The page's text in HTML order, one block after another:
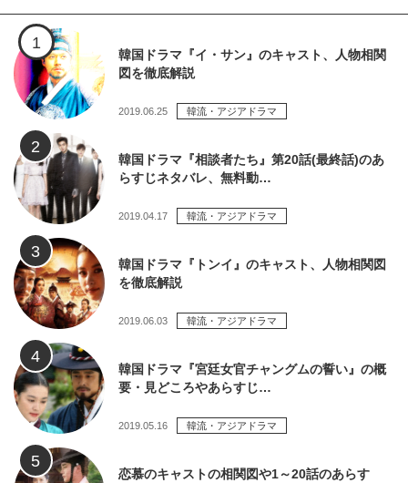
韓国ドラマ『イ・サン』のキャスト、人物相関
図を徹底解説
2019.06.25 韓流・アジアドラマ
韓国ドラマ『相談者たち』第20話(最終話)のあ
らすじネタバレ、無料動…
2019.04.17 韓流・アジアドラマ
韓国ドラマ『トンイ』のキャスト、人物相関図
を徹底解説
2019.06.03 韓流・アジアドラマ
韓国ドラマ『宮廷女官チャングムの誓い』の概
要・見どころやあらすじ…
2019.05.16 韓流・アジアドラマ
恋慕のキャストの相関図や1～20話のあらす